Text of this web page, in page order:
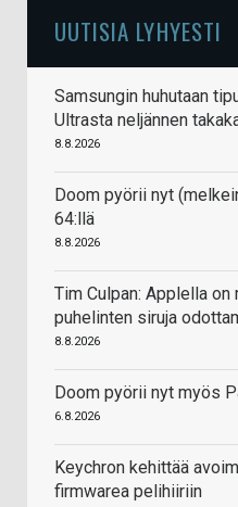
UUTISIA LYHYESTI
Samsungin huhutaan
Ultrasta neljännen
8.8.2026
Doom pyörii nyt
64:llä
8.8.2026
Tim Culpan: Applella
puhelinten siruja
8.8.2026
Doom pyörii nyt myös
6.8.2026
Keychron kehittää
firmwarea pelihiiriin